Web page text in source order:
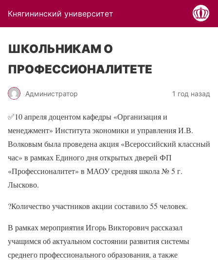
Княгининский университет
ШКОЛЬНИКАМ О
ПРОФЕССИОНАЛИТЕТЕ
Администратор 1 год назад
✅10 апреля доцентом кафедры «Организация и
менеджмент» Института экономики и управления И.В.
Волковым была проведена акция «Всероссийский классный
час» в рамках Единого дня открытых дверей ФП
«Профессионалитет» в МАОУ средняя школа № 5 г.
Лысково.
?Количество участников акции составило 55 человек.
В рамках мероприятия Игорь Викторович рассказал
учащимся об актуальном состоянии развития системы
среднего профессионального образования, а также